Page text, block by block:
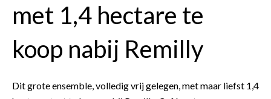
met 1,4 hectare te
koop nabij Remilly
Dit grote ensemble, volledig vrij gelegen, met maar liefst 1,4